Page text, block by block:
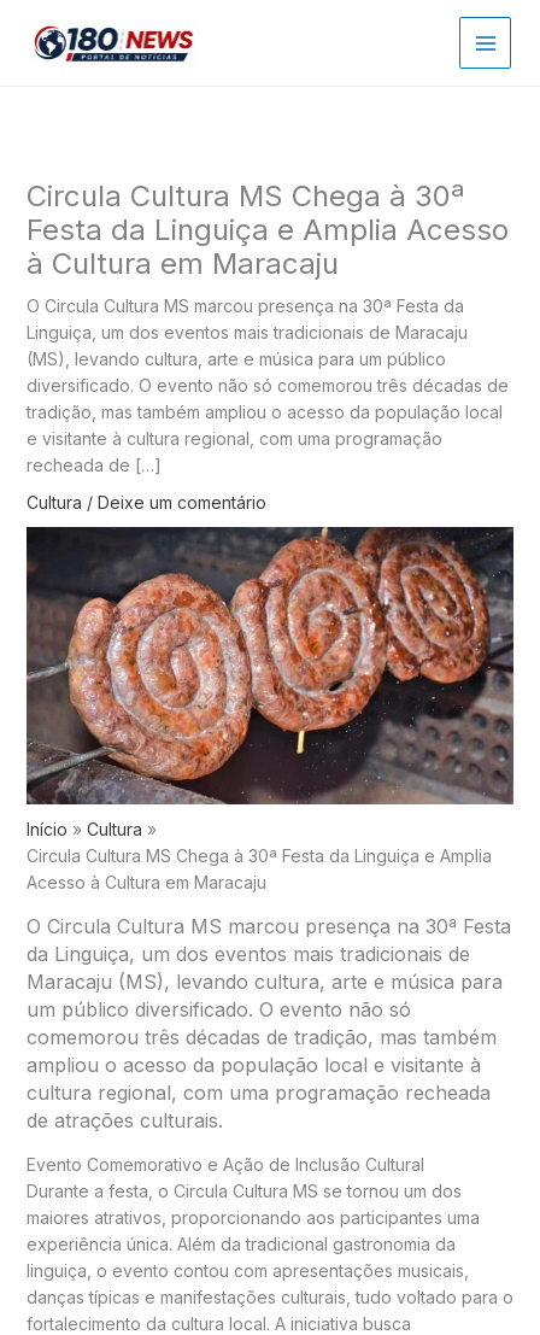
para
Circula Cultura MS Chega à 30ª
Festa da Linguiça e Amplia Acesso
à Cultura em Maracaju
O Circula Cultura MS marcou presença na 30ª Festa da
Linguiça, um dos eventos mais tradicionais de Maracaju
(MS), levando cultura, arte e música para um público
diversificado. O evento não só comemorou três décadas de
tradição, mas também ampliou o acesso da população local
e visitante à cultura regional, com uma programação
recheada de […]
Cultura / Deixe um comentário
Início
Cultura
Circula Cultura MS Chega à 30ª Festa da Linguiça e Amplia
Acesso à Cultura em Maracaju
O Circula Cultura MS marcou presença na 30ª Festa
da Linguiça, um dos eventos mais tradicionais de
Maracaju (MS), levando cultura, arte e música para
um público diversificado. O evento não só
comemorou três décadas de tradição, mas também
ampliou o acesso da população local e visitante à
cultura regional, com uma programação recheada
de atrações culturais.
Evento Comemorativo e Ação de Inclusão Cultural
Durante a festa, o Circula Cultura MS se tornou um dos
maiores atrativos, proporcionando aos participantes uma
experiência única. Além da tradicional gastronomia da
linguiça, o evento contou com apresentações musicais,
danças típicas e manifestações culturais, tudo voltado para o
fortalecimento da cultura local. A iniciativa busca